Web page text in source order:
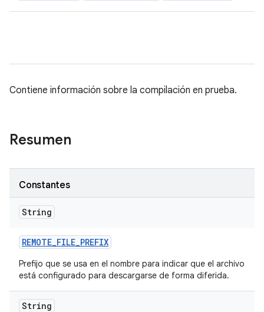
Contiene información sobre la compilación en prueba.
Resumen
Constantes
String
REMOTE_FILE_PREFIX
Prefijo que se usa en el nombre para indicar que el archivo
está configurado para descargarse de forma diferida.
String